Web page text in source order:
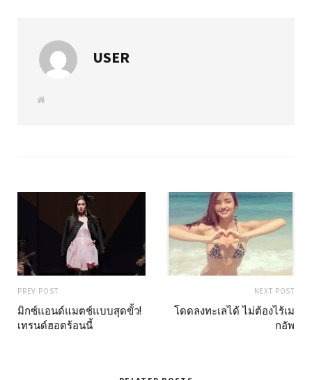
USER
W
PREV POST
มิกซ์แอนด์แมตช์แบบสุดขั้ว!
เทรนด์ฮอตร้อนนี้
NEXT POST
โดดลงทะเลได้ ไม่ต้องไร้เม
กอัพ